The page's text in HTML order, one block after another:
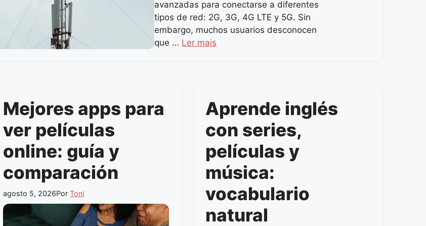
avanzadas para conectarse a diferentes
tipos de red: 2G, 3G, 4G LTE y 5G. Sin
embargo, muchos usuarios desconocen
que … Ler mais
Mejores apps para
ver películas
online: guía y
comparación
agosto 5, 2026PorToni
Aprende inglés
con series,
películas y
música:
vocabulario
natural